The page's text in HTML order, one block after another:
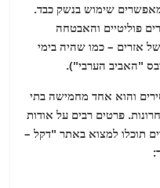
שימוש בנשק כבד.
פוליטיים והאבטחה
אזרים – כמו שהיה בימי
"האביב הערבי").
קיבולת של כ־50,000 אסירים והוא אחד מחמישה בתי
פרטים רבים על אודות
תוכלו למצוא באתר "דקל –